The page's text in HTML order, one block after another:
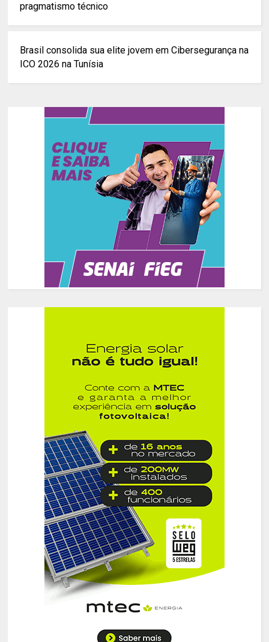
pragmatismo técnico
Brasil consolida sua elite jovem em Cibersegurança na
ICO 2026 na Tunísia